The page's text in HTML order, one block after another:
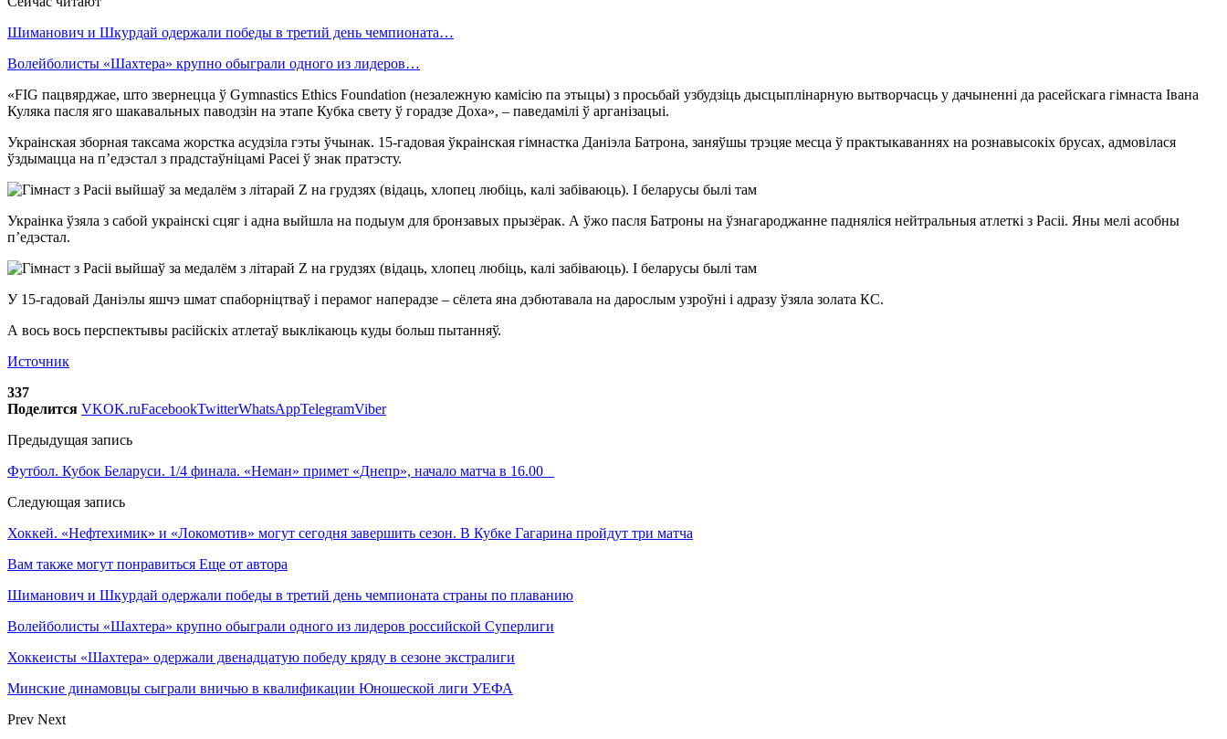
Шиманович и Шкурдай одержали победы в третий день чемпионата…
Волейболисты «Шахтера» крупно обыграли одного из лидеров…
«FIG пацвярджае, што звернецца ў Gymnastics Ethics Foundation (незалежную камісію па этыцы) з просьбай узбудзіць дысцыплінарную вытворчасць у дачыненні да расейскага гімнаста Івана
Куляка пасля яго шакавальных паводзін на этапе Кубка свету ў горадзе Доха», – паведамілі ў арганізацыі.
Украінская зборная таксама жорстка асудзіла гэты ўчынак. 15-гадовая ўкраінская гімнастка Даніэла Батрона, заняўшы трэцяе месца ў практыкаваннях на рознавысокіх брусах, адмовілася
ўздымацца на п’едэстал з прадстаўніцамі Расеі ў знак пратэсту.
Украінка ўзяла з сабой украінскі сцяг і адна выйшла на подыум для бронзавых прызёрак. А ўжо пасля Батроны на ўзнагароджанне падняліся нейтральныя атлеткі з Расіі. Яны мелі асобны
п’едэстал.
У 15-гадовай Даніэлы яшчэ шмат спаборніцтваў і перамог наперадзе – сёлета яна дэбютавала на дарослым узроўні і адразу ўзяла золата КС.
А вось вось перспектывы расійскіх атлетаў выклікаюць куды больш пытанняў.
Источник
337
Поделится VKOK.ruFacebookTwitterWhatsAppTelegramViber
Предыдущая запись
Футбол. Кубок Беларуси. 1/4 финала. «Неман» примет «Днепр», начало матча в 16.00
Следующая запись
Хоккей. «Нефтехимик» и «Локомотив» могут сегодня завершить сезон. В Кубке Гагарина пройдут три матча
Вам также могут понравиться Еще от автора
Шиманович и Шкурдай одержали победы в третий день чемпионата страны по плаванию
Волейболисты «Шахтера» крупно обыграли одного из лидеров российской Суперлиги
Хоккеисты «Шахтера» одержали двенадцатую победу кряду в сезоне экстралиги
Минские динамовцы сыграли вничью в квалификации Юношеской лиги УЕФА
Prev Next